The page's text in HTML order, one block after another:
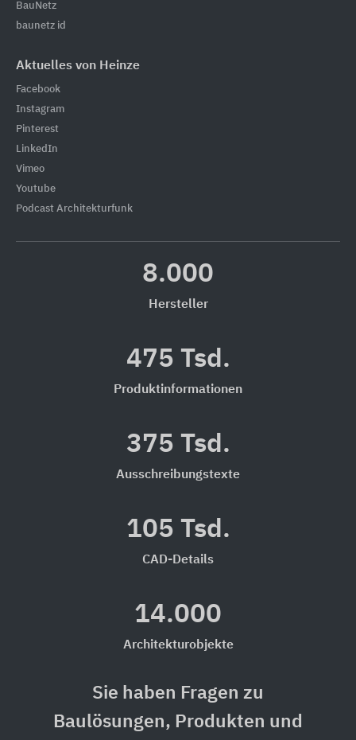
BauNetz
baunetz id
Aktuelles von Heinze
Facebook
Instagram
Pinterest
LinkedIn
Vimeo
Youtube
Podcast Architekturfunk
8.000
Hersteller
475 Tsd.
Produktinformationen
375 Tsd.
Ausschreibungstexte
105 Tsd.
CAD-Details
14.000
Architekturobjekte
Sie haben Fragen zu
Baulösungen, Produkten und